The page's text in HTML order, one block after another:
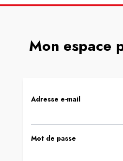
Mon espace
Adresse e-mail
Mot de passe